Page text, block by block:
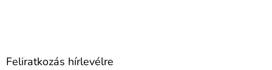
Feliratkozás hírlevélre